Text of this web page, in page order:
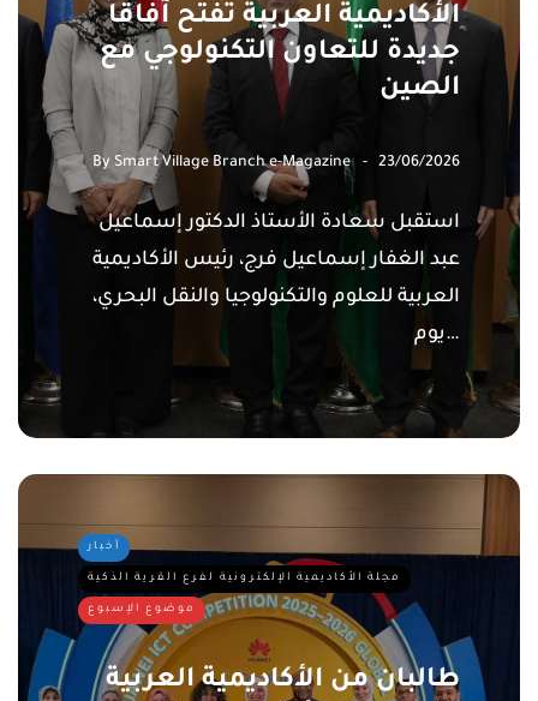
الأكاديمية العربية تفتح آفاقاً
جديدة للتعاون التكنولوجي مع
الصين
By Smart Village Branch e-Magazine 23/06/2026
استقبل سعادة الأستاذ الدكتور إسماعيل
عبد الغفار إسماعيل فرج، رئيس الأكاديمية
العربية للعلوم والتكنولوجيا والنقل البحري،
يوم…
أخبار
مجلة الأكاديمية الإلكترونية لفرع القرية الذكية
موضوع الإسبوع
طالبان من الأكاديمية العربية